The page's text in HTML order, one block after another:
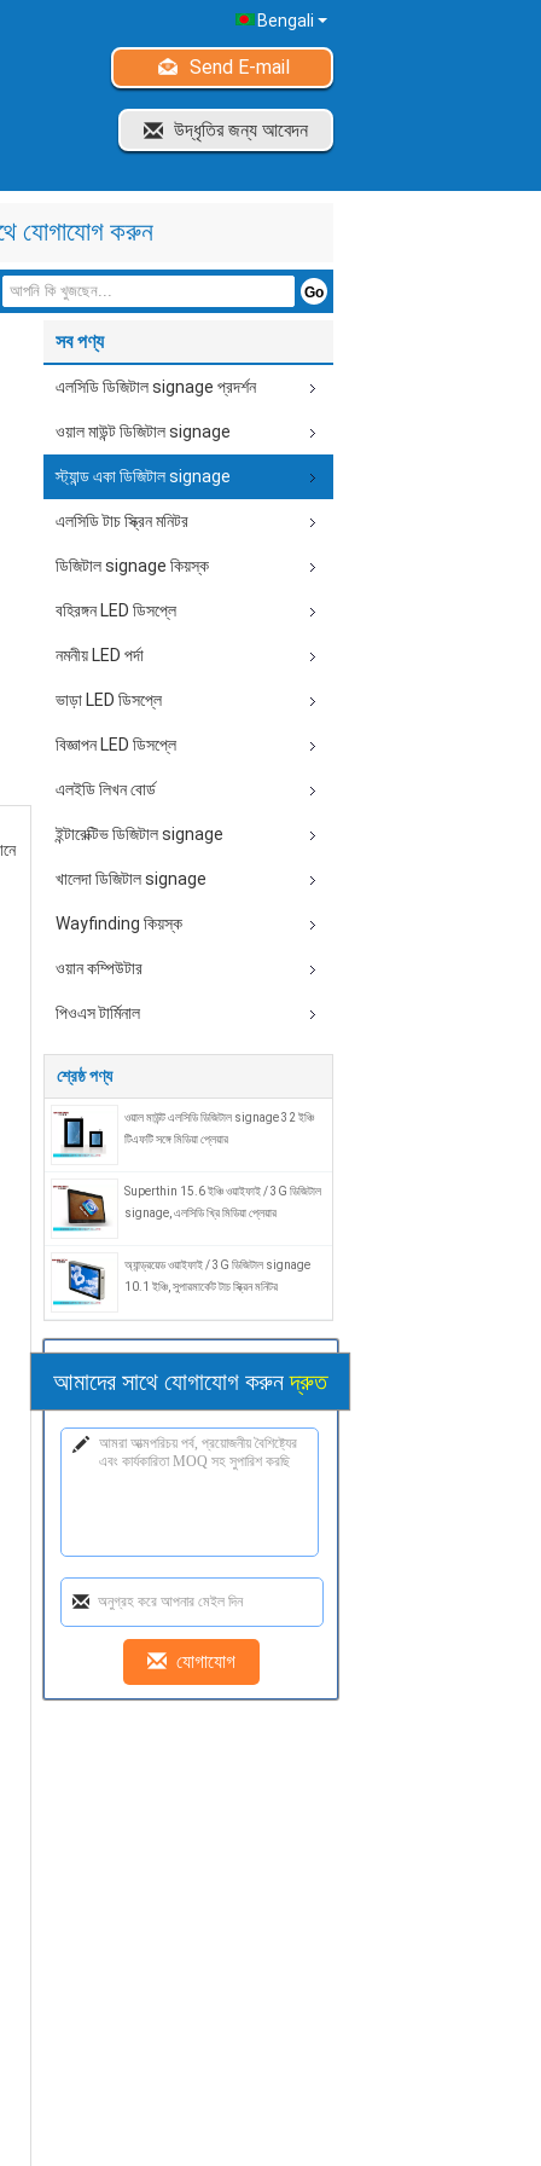
Bengali
Send E-mail
উদ্ধৃতির জন্য আবেদন
যোগাযোগ করুন
সব পণ্য
এলসিডি ডিজিটাল signage প্রদর্শন
ওয়াল মাউন্ট ডিজিটাল signage
স্ট্যান্ড একা ডিজিটাল signage
এলসিডি টাচ স্ক্রিন মনিটর
ডিজিটাল signage কিয়স্ক
বহিরঙ্গন LED ডিসপ্লে
নমনীয় LED পর্দা
ভাড়া LED ডিসপ্লে
বিজ্ঞাপন LED ডিসপ্লে
এলইডি লিখন বোর্ড
ইন্টারেক্টিভ ডিজিটাল signage
খালেদা ডিজিটাল signage
Wayfinding কিয়স্ক
ওয়ান কম্পিউটার
পিওএস টার্মিনাল
শ্রেষ্ঠ পণ্য
ওয়াল মাউন্ট এলসিডি ডিজিটাল signage 32 ইঞ্চি
টিএফটি সঙ্গে মিডিয়া প্লেয়ার
Superthin 15.6 ইঞ্চি ওয়াইফাই / 3G ডিজিটাল
signage, এলসিডি খ্রি মিডিয়া প্লেয়ার
অ্যান্ড্রয়েড ওয়াইফাই / 3G ডিজিটাল signage
10.1 ইঞ্চি, সুপারমার্কেট টাচ স্ক্রিন মনিটর
আমাদের সাথে যোগাযোগ করুনদ্রুত